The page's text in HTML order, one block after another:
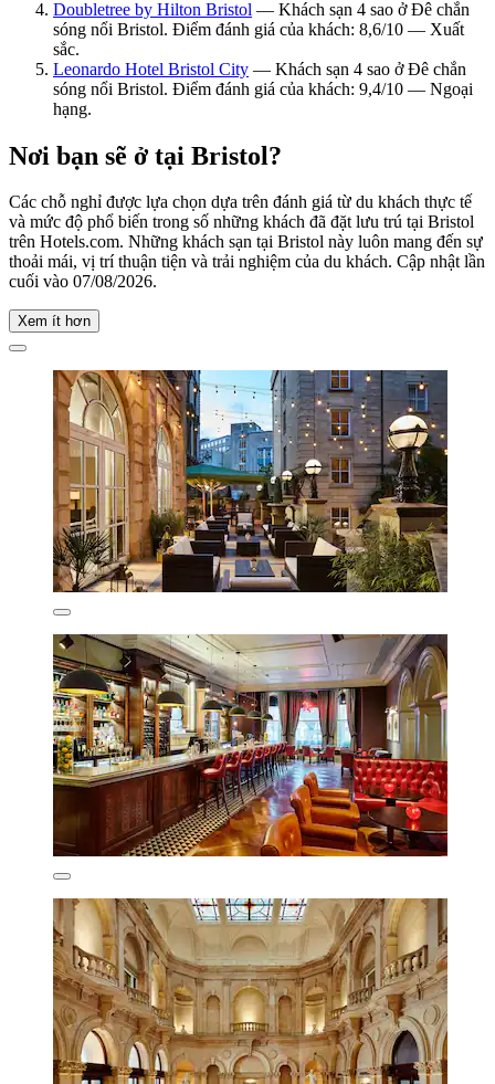
Doubletree by Hilton Bristol — Khách sạn 4 sao ở Đê chắn
sóng nổi Bristol. Điểm đánh giá của khách: 8,6/10 — Xuất
sắc.
Leonardo Hotel Bristol City — Khách sạn 4 sao ở Đê chắn
sóng nổi Bristol. Điểm đánh giá của khách: 9,4/10 — Ngoại
hạng.
Nơi bạn sẽ ở tại Bristol?
Các chỗ nghỉ được lựa chọn dựa trên đánh giá từ du khách thực tế
và mức độ phổ biến trong số những khách đã đặt lưu trú tại Bristol
trên Hotels.com. Những khách sạn tại Bristol này luôn mang đến sự
thoải mái, vị trí thuận tiện và trải nghiệm của du khách. Cập nhật lần
cuối vào 07/08/2026.
Xem ít hơn